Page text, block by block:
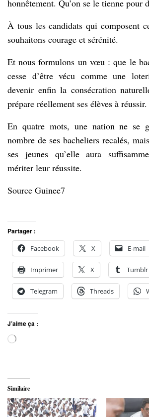
honnêtement. Qu’on se le tienne pour
À tous les candidats qui composent
souhaitons courage et sérénité.
Et nous formulons un vœu : que le
cesse d’être vécu comme une
devenir enfin la consécration
prépare réellement ses élèves à réussir.
En quatre mots, une nation ne se
nombre de ses bacheliers recalés,
ses jeunes qu’elle aura
mériter leur réussite.
Source Guinee7
Partager :
Facebook
X E-mail
Imprimer X Tumblr
Telegram Threads
J’aime ça :
Chargement…
Similaire